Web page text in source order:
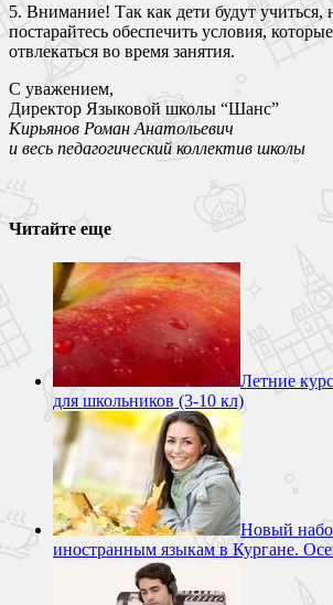
5. Внимание! Так как дети будут учиться,
постарайтесь обеспечить условия,
отвлекаться во время занятия.
С уважением,
Директор Языковой школы “Шанс”
Кирьянов Роман Анатольевич
и весь педагогический коллектив школы
Читайте еще
Летние
для школьников (3-10 кл)
Новый
иностранным языкам в Кургане.